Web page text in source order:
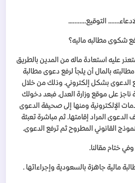
التوقيع………..
شكوى مطالبه ماليه؟
عليه استعادة ماله من المدين بالطريق
بالمال أن يلجأ لرفع دعوى مطالبة
الدعوى بشكل إلكتروني. وذلك من خلال
ناجز على موقع وزارة العدل. فبعد دخولك
الإلكترونية ومنها إلى صحيفة الدعوى
الدعوى المراد إقامتها. ثم مباشرة تعبئة
القانوني المطروح ثم ترفع الدعوى.
وفي ختام مقالنا.
مالية جاهزة بالسعودية وإجراءاتها .